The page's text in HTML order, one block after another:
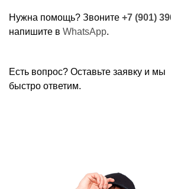
Нужна помощь? Звоните +7 (901)
напишите в WhatsApp.
Есть вопрос? Оставьте заявку и мы
быстро ответим.